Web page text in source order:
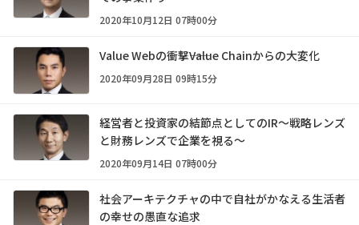
2020年10月12日 07時00分
Value Webの衝撃――Value Chainからの大変化
2020年09月28日 09時15分
経営者と投資家の結節点としてのIR～戦略レンズ
と財務レンズで企業を視る～
2020年09月14日 07時00分
社会アーキテクチャの中で自社がかなえる生活者
の幸せの愚直な追求